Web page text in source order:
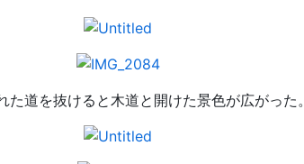
た道を抜けると木道と開けた景色が広がった。